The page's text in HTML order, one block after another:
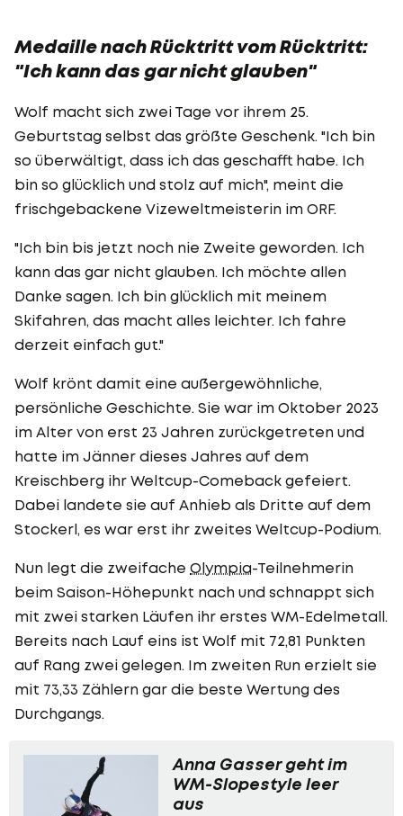
Medaille nach Rücktritt vom Rücktritt:
"Ich kann das gar nicht glauben"
Wolf macht sich zwei Tage vor ihrem 25.
Geburtstag selbst das größte Geschenk. "Ich bin
so überwältigt, dass ich das geschafft habe. Ich
bin so glücklich und stolz auf mich", meint die
frischgebackene Vizeweltmeisterin im ORF.
"Ich bin bis jetzt noch nie Zweite geworden. Ich
kann das gar nicht glauben. Ich möchte allen
Danke sagen. Ich bin glücklich mit meinem
Skifahren, das macht alles leichter. Ich fahre
derzeit einfach gut."
Wolf krönt damit eine außergewöhnliche,
persönliche Geschichte. Sie war im Oktober 2023
im Alter von erst 23 Jahren zurückgetreten und
hatte im Jänner dieses Jahres auf dem
Kreischberg ihr Weltcup-Comeback gefeiert.
Dabei landete sie auf Anhieb als Dritte auf dem
Stockerl, es war erst ihr zweites Weltcup-Podium.
Nun legt die zweifache Olympia-Teilnehmerin
beim Saison-Höhepunkt nach und schnappt sich
mit zwei starken Läufen ihr erstes WM-Edelmetall.
Bereits nach Lauf eins ist Wolf mit 72,81 Punkten
auf Rang zwei gelegen. Im zweiten Run erzielt sie
mit 73,33 Zählern gar die beste Wertung des
Durchgangs.
Anna Gasser geht im
WM-Slopestyle leer
aus